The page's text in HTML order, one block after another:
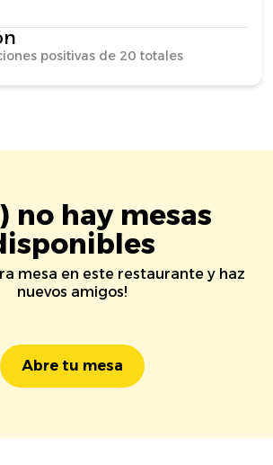
positivas de 20 totales
no hay mesas
mesa en este restaurante y haz
nuevos amigos!
Abre tu mesa